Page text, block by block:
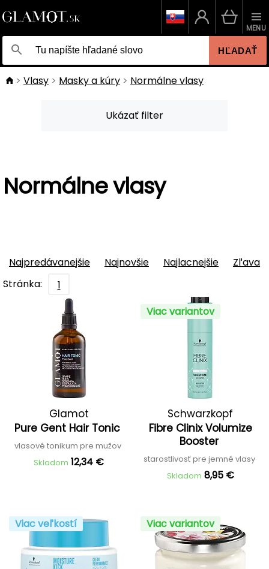
HĽADAŤ
MENU
Vlasy Masky a kúry Normálne vlasy
Ukázať filter
Normálne vlasy
Najpredávanejšie Najnovšie Najlacnejšie
Zľava
Stránka:
1
Glamot
Pure Gent Hair Tonic
vlasové tonikum pre mužov
Skladom 12,34 €
Viac variantov
Schwarzkopf
Professional
Fibre Clinix Volumize
Booster
starostlivosť pre jemné vlasy
Skladom 8,95 €
Viac veľkostí Viac variantov